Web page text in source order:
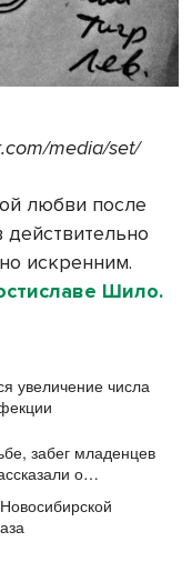
media/set/
любви после
искренним.
Шило.
увеличение числа
забег младенцев
о